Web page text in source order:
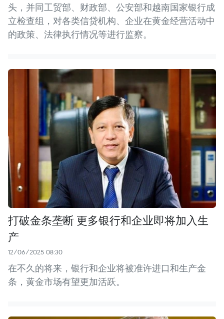
头，并同工贸部、财政部、公安部和越南国家银行成
立检查组，对各类信贷机构、企业在黄金经营活动中
的政策、法律执行情况等进行监察。
打破金条垄断 更多银行和企业即将加入生
产
12/06/2025 08:30
在不久的将来，银行和企业将被准许进口和生产金
条，黄金市场有望更加活跃。